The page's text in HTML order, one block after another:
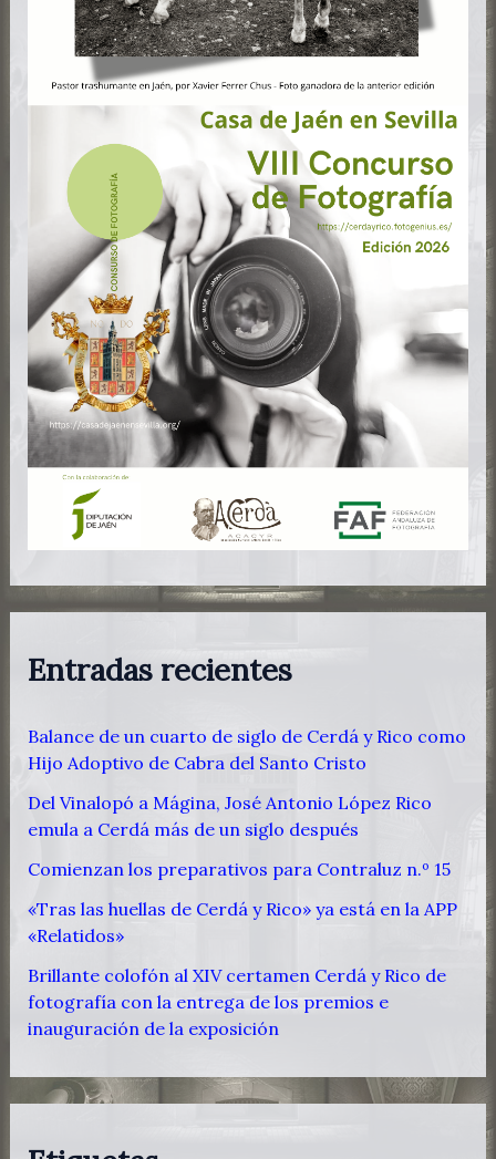
Entradas recientes
Balance de un cuarto de siglo de Cerdá y Rico como
Hijo Adoptivo de Cabra del Santo Cristo
Del Vinalopó a Mágina, José Antonio López Rico
emula a Cerdá más de un siglo después
Comienzan los preparativos para Contraluz n.º 15
«Tras las huellas de Cerdá y Rico» ya está en la APP
«Relatidos»
Brillante colofón al XIV certamen Cerdá y Rico de
fotografía con la entrega de los premios e
inauguración de la exposición